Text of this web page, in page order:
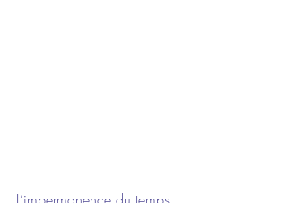
L’impermanence du temps…